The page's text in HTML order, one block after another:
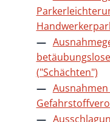
("Schächten")